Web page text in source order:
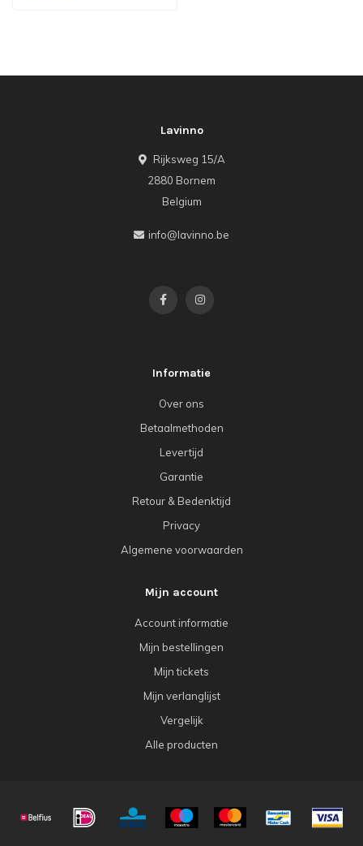
Lavinno
Rijksweg 15/A
2880 Bornem
Belgium
info@lavinno.be
Informatie
Over ons
Betaalmethoden
Levertijd
Garantie
Retour & Bedenktijd
Privacy
Algemene voorwaarden
Mijn account
Account informatie
Mijn bestellingen
Mijn tickets
Mijn verlanglijst
Vergelijk
Alle producten